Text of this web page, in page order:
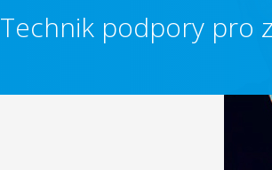
Technik podpory pro